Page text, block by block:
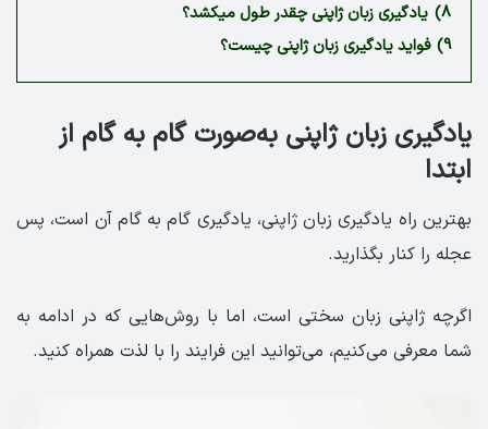
8) یادگیری زبان ژاپنی چقدر طول میکشد؟
9) فواید یادگیری زبان ژاپنی چیست؟
یادگیری زبان ژاپنی به‌صورت گام به گام از
ابتدا
بهترین راه یادگیری زبان ژاپنی، یادگیری گام به گام آن است، پس
عجله را کنار بگذارید.
اگرچه ژاپنی زبان سختی ا‌ست، اما با روش‌هایی که در ادامه به
شما معرفی می‌کنیم، می‌توانید این فرایند را با لذت همراه کنید.